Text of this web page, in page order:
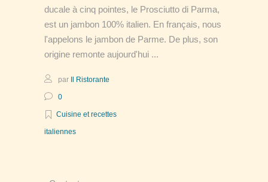
ducale à cinq pointes, le Prosciutto di Parma,
est un jambon 100% italien. En français, nous
l'appelons le jambon de Parme. De plus, son
origine remonte aujourd'hui
par Il Ristorante
0
Cuisine et recettes
italiennes